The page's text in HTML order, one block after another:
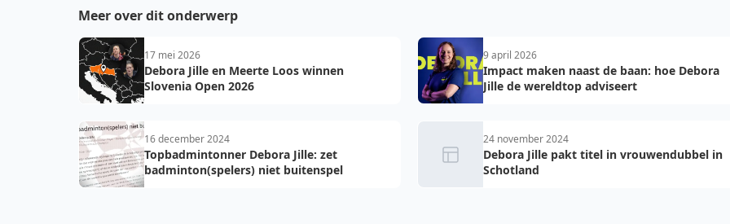
Meer over dit onderwerp
17 mei 2026
Debora Jille en Meerte Loos winnen
Slovenia Open 2026
9 april 2026
Impact maken naast de baan: hoe Debora
Jille de wereldtop adviseert
16 december 2024
Topbadmintonner Debora Jille: zet
badminton(spelers) niet buitenspel
24 november 2024
Debora Jille pakt titel in vrouwendubbel in
Schotland